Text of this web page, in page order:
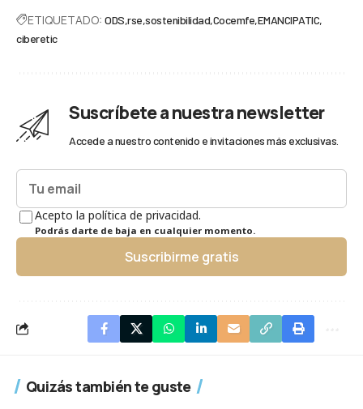
ETIQUETADO: ODS rse sostenibilidad Cocemfe EMANCIPATIC
ciberetic
Suscríbete a nuestra newsletter
Accede a nuestro contenido e invitaciones más exclusivas.
Acepto la política de privacidad.
Podrás darte de baja en cualquier momento.
Suscribirme gratis
Quizás también te guste